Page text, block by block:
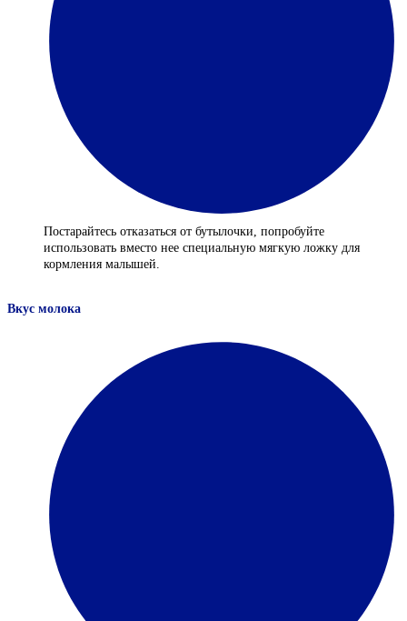
Постарайтесь отказаться от бутылочки, попробуйте
использовать вместо нее специальную мягкую ложку для
кормления малышей.
Вкус молока